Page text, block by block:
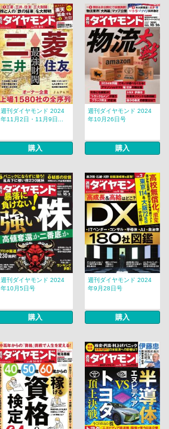
週刊ダイヤモンド 2024
年11月2日・11月9日...
購入
週刊ダイヤモンド 2024
年10月26日号
購入
週刊ダイヤモンド 2024
年10月5日号
購入
週刊ダイヤモンド 2024
年9月28日号
購入